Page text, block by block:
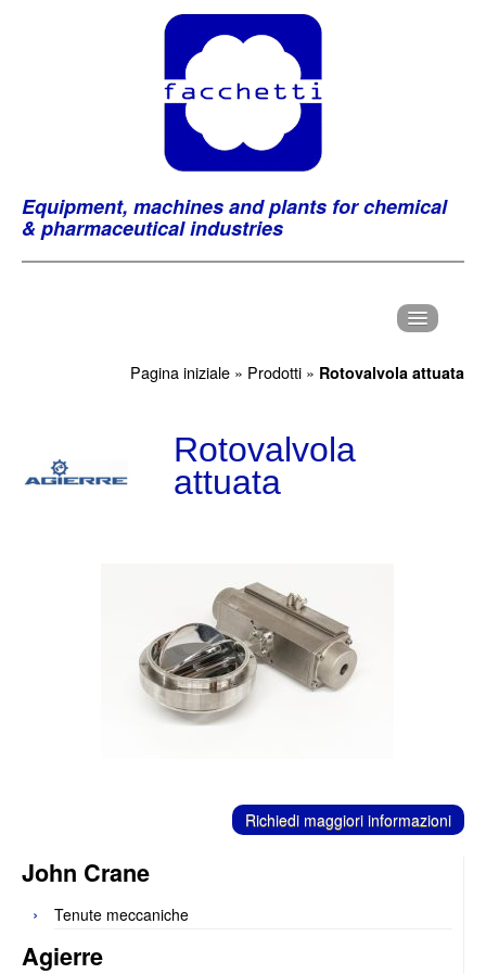
Equipment, machines and plants for chemical
& pharmaceutical industries
Home
Prodotti
Pagina iniziale » Prodotti » Rotovalvola attuata
Rotovalvola
attuata
Richiedi maggiori informazioni
John Crane
Tenute meccaniche
Agierre